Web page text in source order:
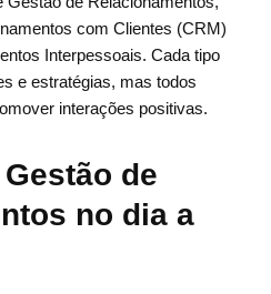
com Clientes (CRM)
Interpessoais. Cada tipo
e estratégias, mas todos
interações positivas.
de
no dia a